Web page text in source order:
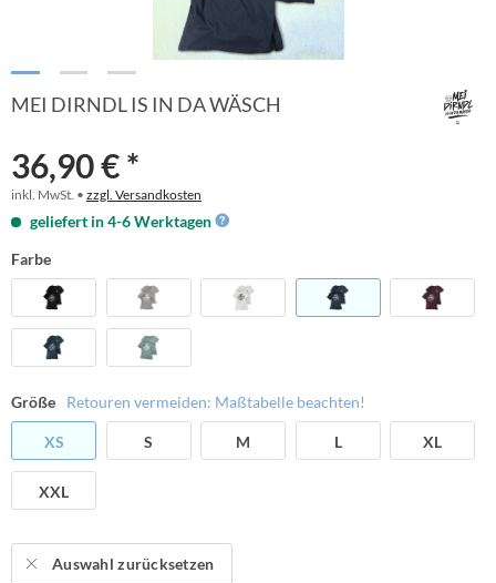
MEI DIRNDL IS IN DA WÄSCH
36,90 € *
inkl. MwSt. • zzgl. Versandkosten
geliefert in 4-6 Werktagen
Farbe
Größe Retouren vermeiden: Maßtabelle beachten!
XS S M L XL
XXL
Auswahl zurücksetzen